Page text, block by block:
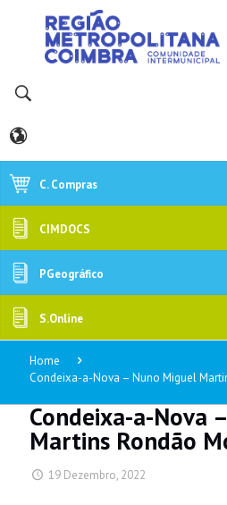
C. Compras
CIMDOCS
PGeográfico
S.Online
Home
Condeixa-a-Nova – Nuno Miguel
Condeixa-a-Nova
Martins Rondão
19 Dezembro, 2022